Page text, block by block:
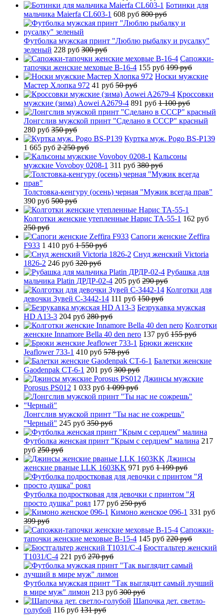
Ботинки для
мальчика Maierfa CL603-1 608 руб 800 руб
Футболка мужская принт "Люблю рыбалку и русалку"
зеленый 228 руб 300 руб
Сапожки-
тапочки женские меховые B-16-4 155 руб 199 руб
Носки мужские
Мастер Хлопка 972 41 руб 50 руб
Кроссовки
мужские (зима) Aowei A2679-4 891 руб 1 100 руб
Лонгслив мужской принт "Сделано в СССР" красный
280 руб 350 руб
Куртка муж. Pogo BS-P139
1 665 руб 2 250 руб
Кальсоны
мужские Vovoboy 0208-1 311 руб 380 руб
Толстовка-кенгуру (осень) черная "Мужик всегда прав"
390 руб 500 руб
Колготки женские утепленные Нарис TA-55-1 162 руб
250 руб
Сапоги женские Zeffira
F933 1 410 руб 1 550 руб
Снуд женский Victoria
1826-2 246 руб 320 руб
Рубашка для
мальчика Platin ДРДР-02-4 205 руб 290 руб
Колготки для
девочки Зувей C-3442-14 111 руб 150 руб
Безрукавка мужская
HD A13-3 204 руб 280 руб
Колготки
женские Innamore Bella 40 den nero 137 руб 155 руб
Брюки женские
Jeaflower 733-1 410 руб 578 руб
Балетки женские
Gaodenpak CT-6-1 201 руб 300 руб
Джинсы мужские
Porosus PS012 1 033 руб 1 099 руб
Лонгслив мужской принт "Ты нас не сожрешь"
"Черный" 245 руб 350 руб
Футболка женская принт "Крым с сердцем" малина 217
руб 250 руб
Джинсы
женские рваные LLK 1603KK 971 руб 1 199 руб
Футболка подростковая для девочки с принтом "Я
просто душка" роял 177 руб 250 руб
Кимоно женское 096-1 331 руб
399 руб
Сапожки-
тапочки женские меховые B-15-4 145 руб 220 руб
Бюстгальтер женский
T1031/C-4 221 руб 270 руб
Футболка мужская принт "Так выглядит самый лучший
в мире муж" лимон 213 руб 300 руб
Шапочка дет. светло-
голубой 116 руб 131 руб